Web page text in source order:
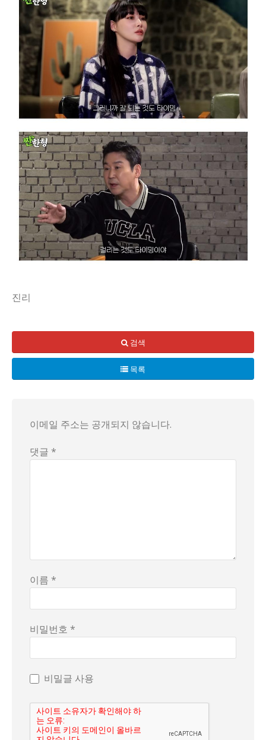
진리
검색
목록
이메일 주소는 공개되지 않습니다.
댓글 *
이름 *
비밀번호 *
비밀글 사용